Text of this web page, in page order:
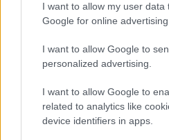
I want to allow my user data
Google for online
I want to allow Google to
personalized advertising.
I want to allow Google to
related to analytics like
device identifiers in apps.